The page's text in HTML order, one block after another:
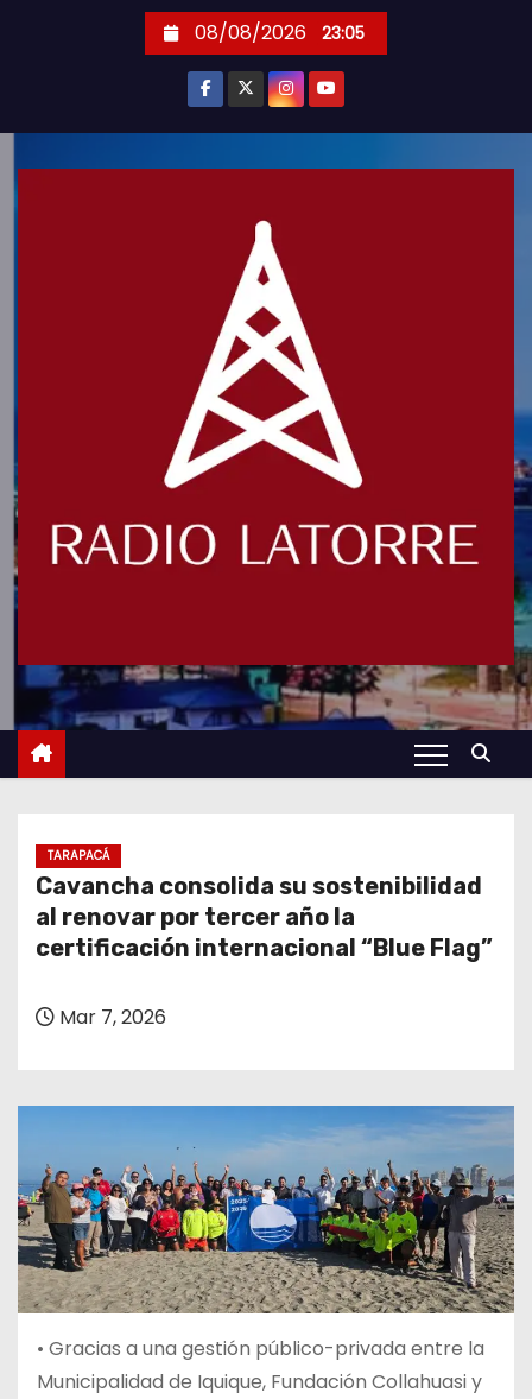
08/08/2026 23:05
TARAPACÁ
Cavancha consolida su sostenibilidad
al renovar por tercer año la
certificación internacional “Blue Flag”
Mar 7, 2026
• Gracias a una gestión público-privada entre la
Municipalidad de Iquique, Fundación Collahuasi y